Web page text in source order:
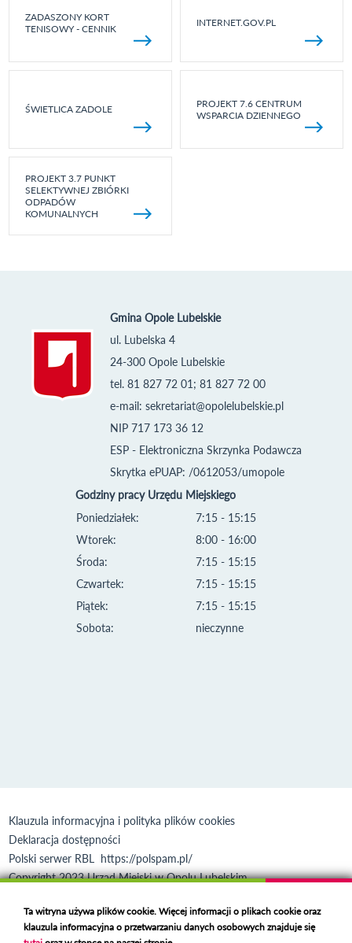
ZADASZONY KORT
TENISOWY - CENNIK
INTERNET.GOV.PL
ŚWIETLICA ZADOLE
PROJEKT 7.6 CENTRUM
WSPARCIA DZIENNEGO
PROJEKT 3.7 PUNKT
SELEKTYWNEJ ZBIÓRKI
ODPADÓW
KOMUNALNYCH
Gmina Opole Lubelskie
ul. Lubelska 4
24-300 Opole Lubelskie
tel. 81 827 72 01; 81 827 72 00
e-mail: sekretariat@opolelubelskie.pl
NIP 717 173 36 12
ESP - Elektroniczna Skrzynka Podawcza
Skrytka ePUAP: /0612053/umopole
Godziny pracy Urzędu Miejskiego
Poniedziałek:
Wtorek:
Środa:
Czwartek:
Piątek:
Sobota:
7:15 - 15:15
8:00 - 16:00
7:15 - 15:15
7:15 - 15:15
7:15 - 15:15
nieczynne
Klauzula informacyjna i polityka plików cookies
Deklaracja dostępności
Polski serwer RBL https://polspam.pl/
Copyright 2023 Urząd Miejski w Opolu Lubelskim
Ta witryna używa plików cookie. Więcej informacji o plikach cookie oraz
klauzula informacyjna o przetwarzaniu danych osobowych znajduje się